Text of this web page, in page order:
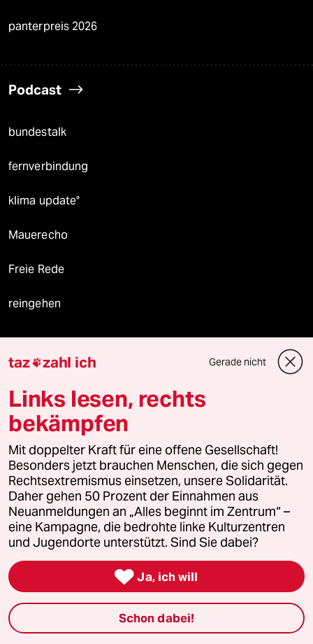
panterpreis 2026
Podcast
bundestalk
fernverbindung
klima update°
Mauerecho
Freie Rede
reingehen
Newsletter
team zukunft
taz frisch
taz zahl ich
taz lab Infobrief
Veranstaltungen
Demnächst
taz zahl ich Gerade nicht
Links lesen, rechts
bekämpfen
Mit doppelter Kraft für eine offene Gesellschaft!
Besonders jetzt brauchen Menschen, die sich gegen
Rechtsextremismus einsetzen, unsere Solidarität.
Daher gehen 50 Prozent der Einnahmen aus
Neuanmeldungen an „Alles beginnt im Zentrum“ –
eine Kampagne, die bedrohte linke Kulturzentren
und Jugendorte unterstützt. Sind Sie dabei?
 Ja, ich will
Schon dabei!